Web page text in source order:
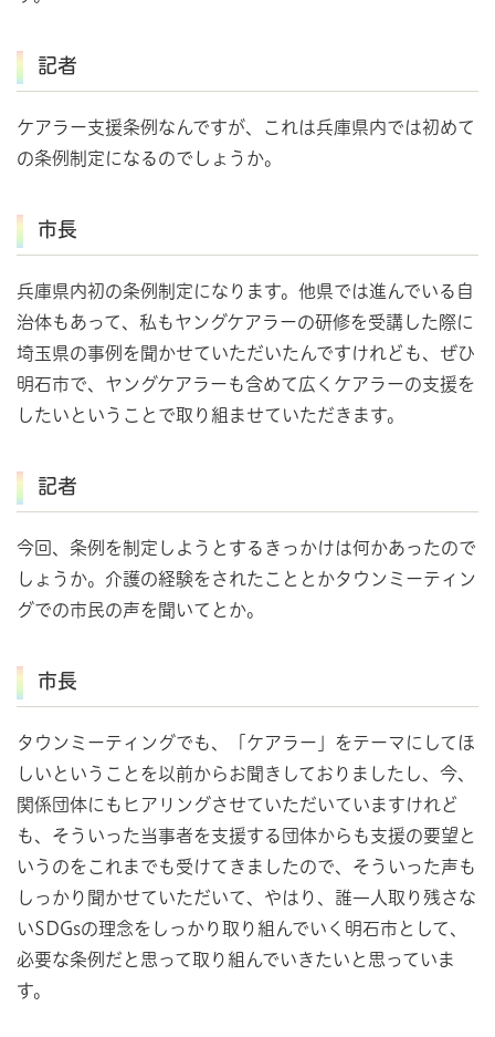
記者
ケアラー支援条例なんですが、これは兵庫県内では初めて
の条例制定になるのでしょうか。
市長
兵庫県内初の条例制定になります。他県では進んでいる自
治体もあって、私もヤングケアラーの研修を受講した際に
埼玉県の事例を聞かせていただいたんですけれども、ぜひ
明石市で、ヤングケアラーも含めて広くケアラーの支援を
したいということで取り組ませていただきます。
記者
今回、条例を制定しようとするきっかけは何かあったので
しょうか。介護の経験をされたこととかタウンミーティン
グでの市民の声を聞いてとか。
市長
タウンミーティングでも、「ケアラー」をテーマにしてほ
しいということを以前からお聞きしておりましたし、今、
関係団体にもヒアリングさせていただいていますけれど
も、そういった当事者を支援する団体からも支援の要望と
いうのをこれまでも受けてきましたので、そういった声も
しっかり聞かせていただいて、やはり、誰一人取り残さな
いSDGsの理念をしっかり取り組んでいく明石市として、
必要な条例だと思って取り組んでいきたいと思っていま
す。